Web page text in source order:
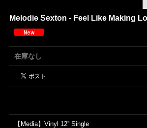
Melodie Sexton - Feel Like Making
在庫なし
【Media】Vinyl 12'' Single